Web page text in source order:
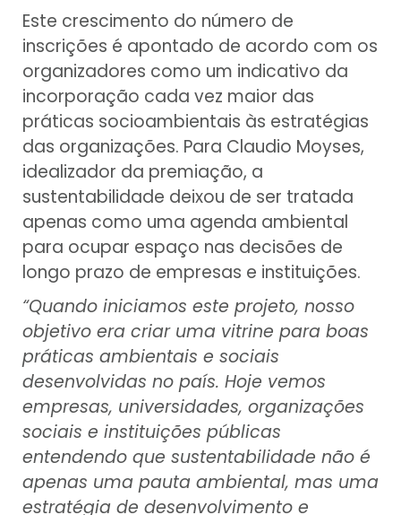
Este crescimento do número de
inscrições é apontado de acordo com os
organizadores como um indicativo da
incorporação cada vez maior das
práticas socioambientais às estratégias
das organizações. Para Claudio Moyses,
idealizador da premiação, a
sustentabilidade deixou de ser tratada
apenas como uma agenda ambiental
para ocupar espaço nas decisões de
longo prazo de empresas e instituições.
“Quando iniciamos este projeto, nosso
objetivo era criar uma vitrine para boas
práticas ambientais e sociais
desenvolvidas no país. Hoje vemos
empresas, universidades, organizações
sociais e instituições públicas
entendendo que sustentabilidade não é
apenas uma pauta ambiental, mas uma
estratégia de desenvolvimento e